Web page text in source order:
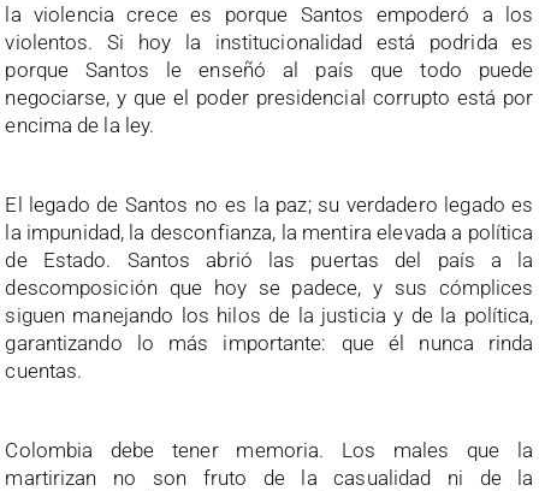
la violencia crece es porque Santos empoderó a los
violentos. Si hoy la institucionalidad está podrida es
porque Santos le enseñó al país que todo puede
negociarse, y que el poder presidencial corrupto está por
encima de la ley.
El legado de Santos no es la paz; su verdadero legado es
la impunidad, la desconfianza, la mentira elevada a política
de Estado. Santos abrió las puertas del país a la
descomposición que hoy se padece, y sus cómplices
siguen manejando los hilos de la justicia y de la política,
garantizando lo más importante: que él nunca rinda
cuentas.
Colombia debe tener memoria. Los males que la
martirizan no son fruto de la casualidad ni de la